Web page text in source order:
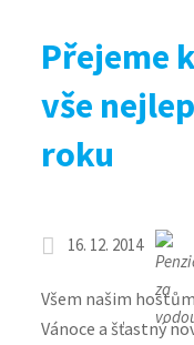
Přejeme
vše
roku
16. 12. 2014
Všem našim
Vánoce a šťastný